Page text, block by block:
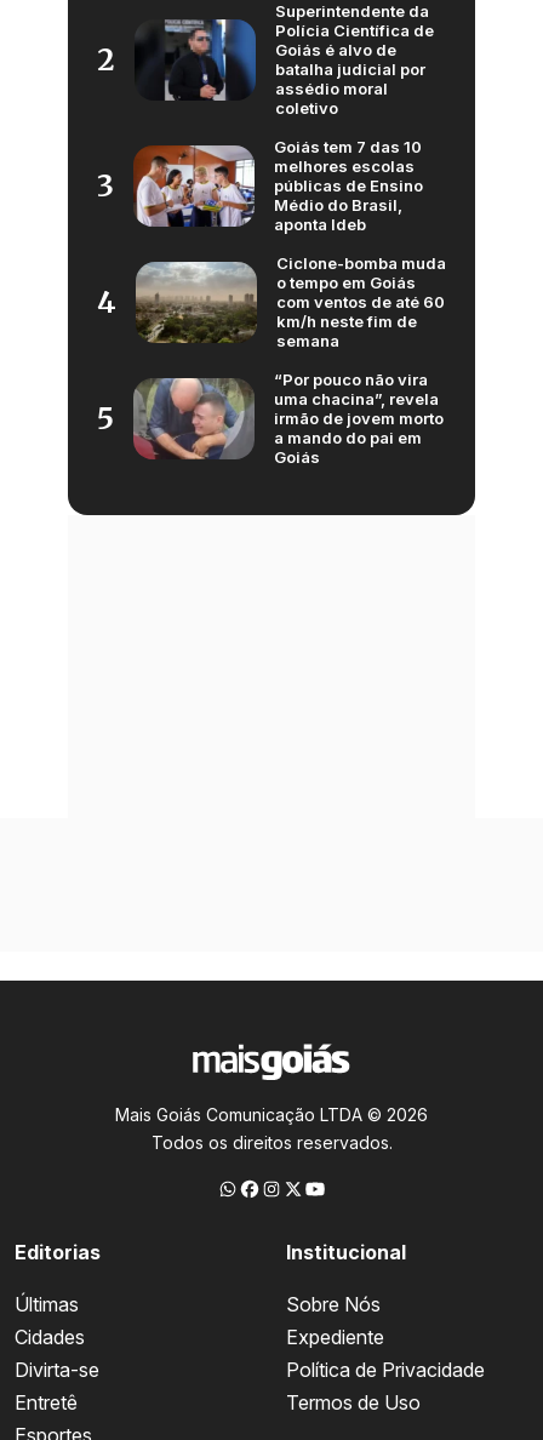
2
Superintendente da
Polícia Científica de
Goiás é alvo de
batalha judicial por
assédio moral
coletivo
3
Goiás tem 7 das 10
melhores escolas
públicas de Ensino
Médio do Brasil,
aponta Ideb
4
Ciclone-bomba muda
o tempo em Goiás
com ventos de até 60
km/h neste fim de
semana
5
“Por pouco não vira
uma chacina”, revela
irmão de jovem morto
a mando do pai em
Goiás
Mais Goiás Comunicação LTDA © 2026
Todos os direitos reservados.
Editorias
Últimas
Cidades
Divirta-se
Entretê
Esportes
Institucional
Sobre Nós
Expediente
Política de Privacidade
Termos de Uso